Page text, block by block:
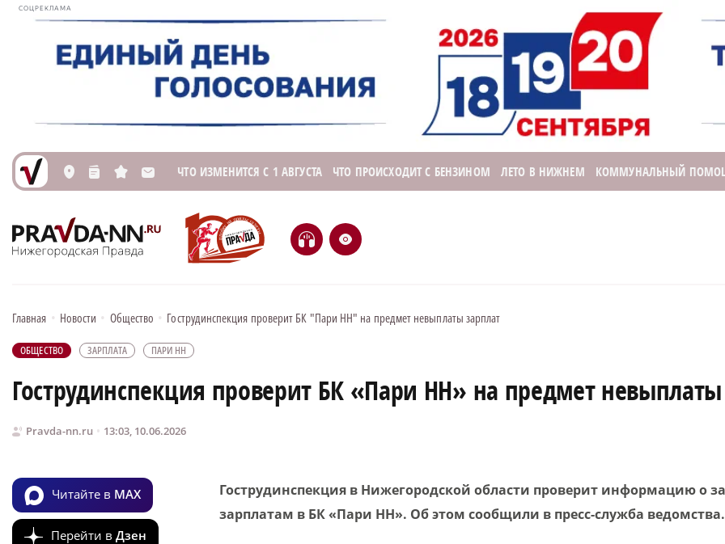
СОЦРЕКЛАМА
L n s M ЧТО ИЗМЕНИТСЯ С 1 АВГУСТА ЧТО ПРОИСХОДИТ С БЕНЗИНОМ ЛЕТО В НИЖНЕМ КОММУНАЛЬНЫЙ
H e
Главная • Новости • Общество • Гострудинспекция проверит БК "Пари НН" на предмет невыплаты зарплат
ОБЩЕСТВО ЗАРПЛАТА ПАРИ НН
Гострудинспекция проверит БК «Пари НН» на предмет
Pravda-nn.ru 13:03, 10.06.2026
Читайте в MAX
Перейти в Дзен
Гострудинспекция в Нижегородской области проверит информацию о
зарплатам в БК «Пари НН». Об этом сообщили в пресс-служба ведомства.